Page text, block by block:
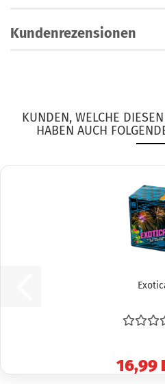
Kundenrezensionen
KUNDEN, WELCHE
HABEN AUCH
16,99